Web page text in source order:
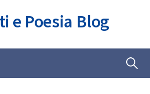
e Poesia Blog
Ricerca